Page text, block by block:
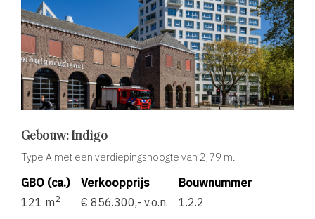
Gebouw: Indigo
Type A met een verdiepingshoogte van 2,79 m.
GBO (ca.)
121 m2
Verkoopprijs
€ 856.300,- v.o.n.
Bouwnummer
1.2.2